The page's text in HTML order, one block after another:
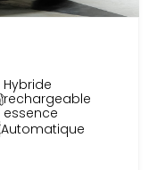
Hybride
rechargeable
essence
Automatique